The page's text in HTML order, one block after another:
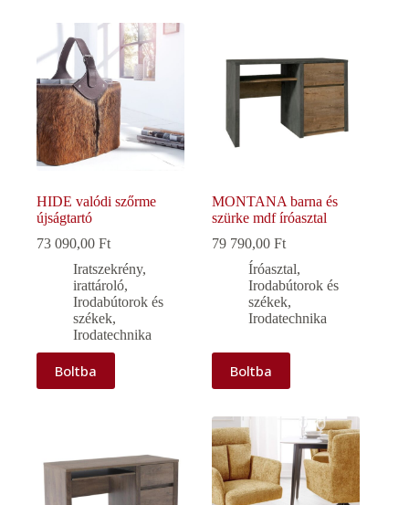
HIDE valódi szőrme
újságtartó
73 090,00 Ft
Iratszekrény,
irattároló,
Irodabútorok és
székek,
Irodatechnika
Boltba
MONTANA barna és
szürke mdf íróasztal
79 790,00Ft
Íróasztal,
Irodabútorok és
székek,
Irodatechnika
Boltba